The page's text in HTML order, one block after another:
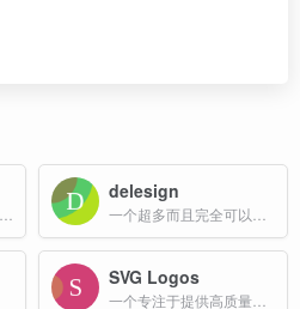
delesign
SVG Logos